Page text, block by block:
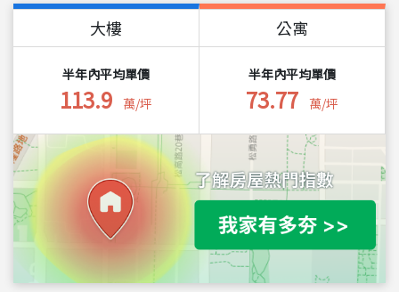
大樓
半年內平均單價
113.9 萬/坪
公寓
半年內平均單價
73.77 萬/坪